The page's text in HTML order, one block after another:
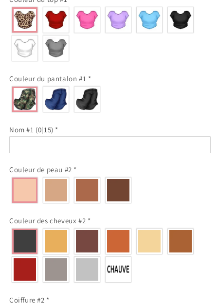
Couleur du pantalon #1 *
Nom #1 (0|15) *
Couleur de peau #2 *
Couleur des cheveux #2 *
Coiffure #2 *